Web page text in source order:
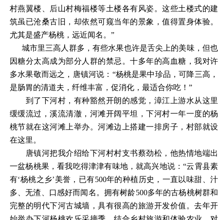
村燕翼楼、后山村梅福楼等土楼各有风姿。这些土楼式的建
筑虽已沧桑古旧，却依然可窥当年的景象，值得置身体验。
尤其是盛产杨桃，远近闻名。”
城市里三高人群多，有些水果也许是舌尖上的美味，但也
因糖分太高成为部分人群的禁忌。十多年的高血糖，我对许
多水果敬而远之，唐镇河说：“杨桃是果中珍品，可降三高，
是肠胃的清道夫，纤维丰富，促消化，最适合你吃！”
到了下河村，有种豁然开朗的感觉，漳江上游水从这里
缓缓流过，溪流清澈，河滩开阔平坦，下河村一年一度的杨
桃节就在这河滩上举办。河滩边上搭建一排房子，村部就设
在这里。
唐镇河把我介绍给下河村村支书蔡劲松，他热情地端出
一盆杨桃果，看我吃得津津有味地，就高兴地说：“云霄县素
有‘杨桃之乡’美誉，已有500年的种植历史，一直以味甜、汁
多、无渣、口感好而闻名。拥有树龄500多年的古杨桃树群和
完整的明代下河古城墙，具有很高的旅游开发价值。去年开